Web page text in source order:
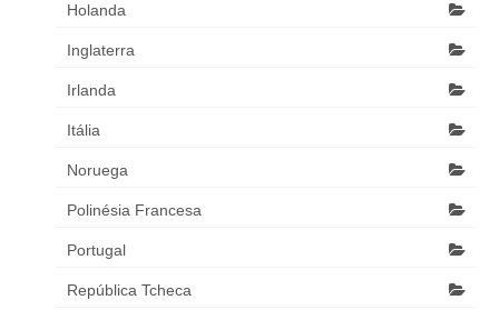
Holanda
Inglaterra
Irlanda
Itália
Noruega
Polinésia Francesa
Portugal
República Tcheca